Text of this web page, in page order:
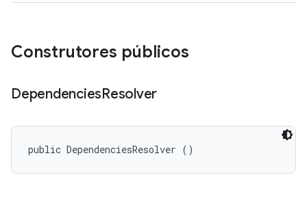
Construtores públicos
DependenciesResolver
public DependenciesResolver ()